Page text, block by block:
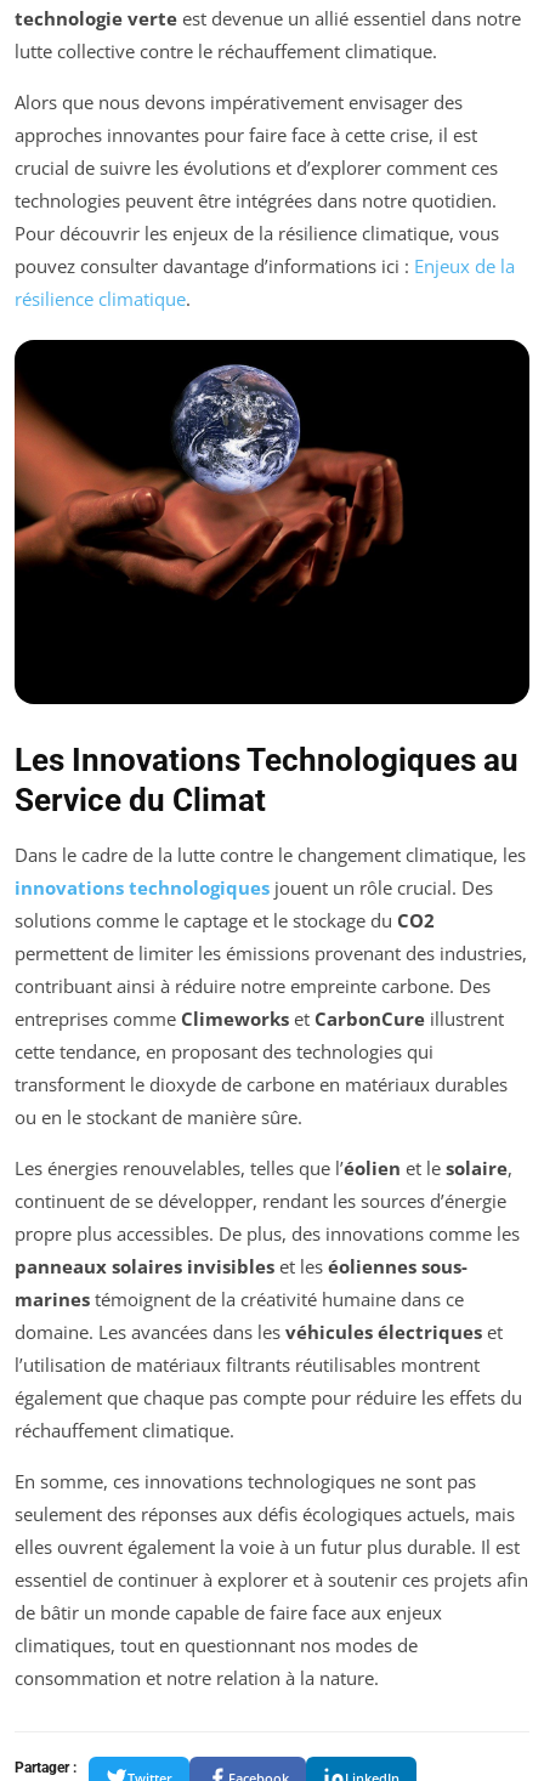
technologie verte est devenue un allié essentiel dans notre
lutte collective contre le réchauffement climatique.
Alors que nous devons impérativement envisager des
approches innovantes pour faire face à cette crise, il est
crucial de suivre les évolutions et d’explorer comment ces
technologies peuvent être intégrées dans notre quotidien.
Pour découvrir les enjeux de la résilience climatique, vous
pouvez consulter davantage d’informations ici : Enjeux de la
résilience climatique.
Les Innovations Technologiques au
Service du Climat
Dans le cadre de la lutte contre le changement climatique, les
innovations technologiques jouent un rôle crucial. Des
solutions comme le captage et le stockage du CO2
permettent de limiter les émissions provenant des industries,
contribuant ainsi à réduire notre empreinte carbone. Des
entreprises comme Climeworks et CarbonCure illustrent
cette tendance, en proposant des technologies qui
transforment le dioxyde de carbone en matériaux durables
ou en le stockant de manière sûre.
Les énergies renouvelables, telles que l’éolien et le solaire,
continuent de se développer, rendant les sources d’énergie
propre plus accessibles. De plus, des innovations comme les
panneaux solaires invisibles et les éoliennes sous-
marines témoignent de la créativité humaine dans ce
domaine. Les avancées dans les véhicules électriques et
l’utilisation de matériaux filtrants réutilisables montrent
également que chaque pas compte pour réduire les effets du
réchauffement climatique.
En somme, ces innovations technologiques ne sont pas
seulement des réponses aux défis écologiques actuels, mais
elles ouvrent également la voie à un futur plus durable. Il est
essentiel de continuer à explorer et à soutenir ces projets afin
de bâtir un monde capable de faire face aux enjeux
climatiques, tout en questionnant nos modes de
consommation et notre relation à la nature.
Partager :